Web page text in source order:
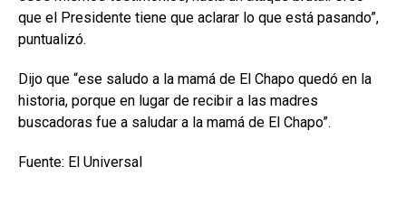
que el Presidente tiene que aclarar lo que está pasando”,
puntualizó.
Dijo que “ese saludo a la mamá de El Chapo quedó en la
historia, porque en lugar de recibir a las madres
buscadoras fue a saludar a la mamá de El Chapo”.
Fuente: El Universal